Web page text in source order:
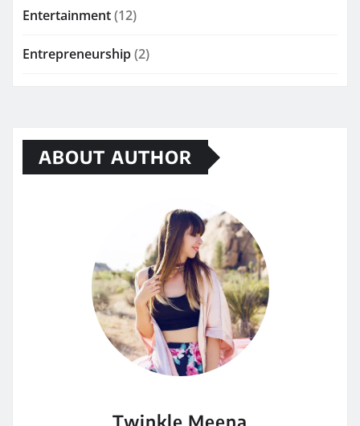
Entertainment(12)
Entrepreneurship(2)
ABOUT AUTHOR
Twinkle Meena